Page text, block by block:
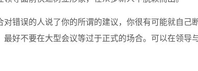
误的人说了你的所谓的建议，你很有可能就自己
好不要在大型会议等过于正式的场合。可以在领导